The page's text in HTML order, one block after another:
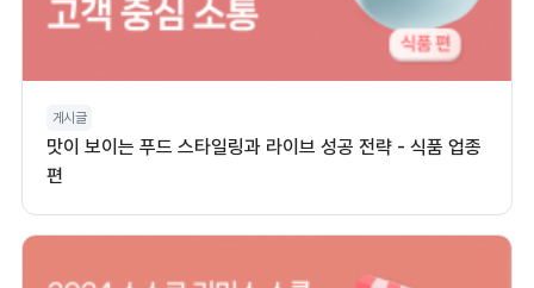
게시글
맛이 보이는 푸드 스타일링과 라이브 성공 전략 - 식품 업종
편